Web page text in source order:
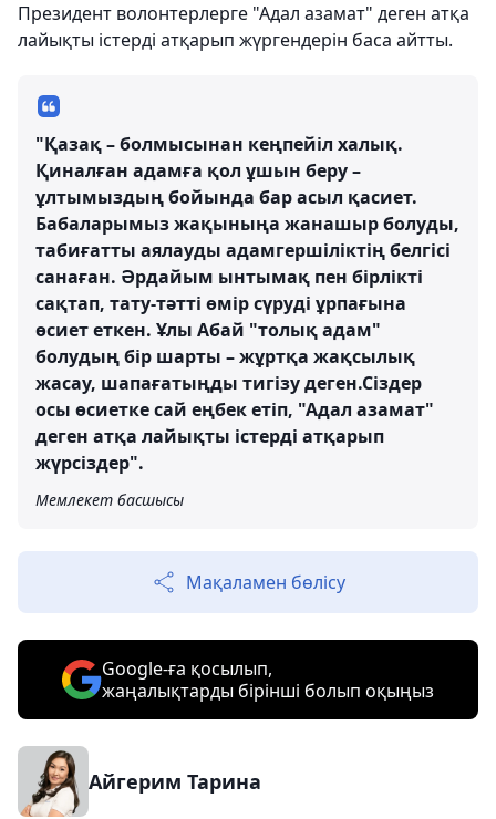
Президент волонтерлерге "Адал азамат" деген атқа
лайықты істерді атқарып жүргендерін баса айтты.
"Қазақ – болмысынан кеңпейіл халық.
Қиналған адамға қол ұшын беру –
ұлтымыздың бойында бар асыл қасиет.
Бабаларымыз жақыныңа жанашыр болуды,
табиғатты аялауды адамгершіліктің белгісі
санаған. Әрдайым ынтымақ пен бірлікті
сақтап, тату-тәтті өмір сүруді ұрпағына
өсиет еткен. Ұлы Абай "толық адам"
болудың бір шарты – жұртқа жақсылық
жасау, шапағатыңды тигізу деген.Сіздер
осы өсиетке сай еңбек етіп, "Адал азамат"
деген атқа лайықты істерді атқарып
жүрсіздер".
Мемлекет басшысы
Мақаламен бөлісу
Google-ға қосылып,
жаңалықтарды бірінші болып оқыңыз
Айгерим Тарина